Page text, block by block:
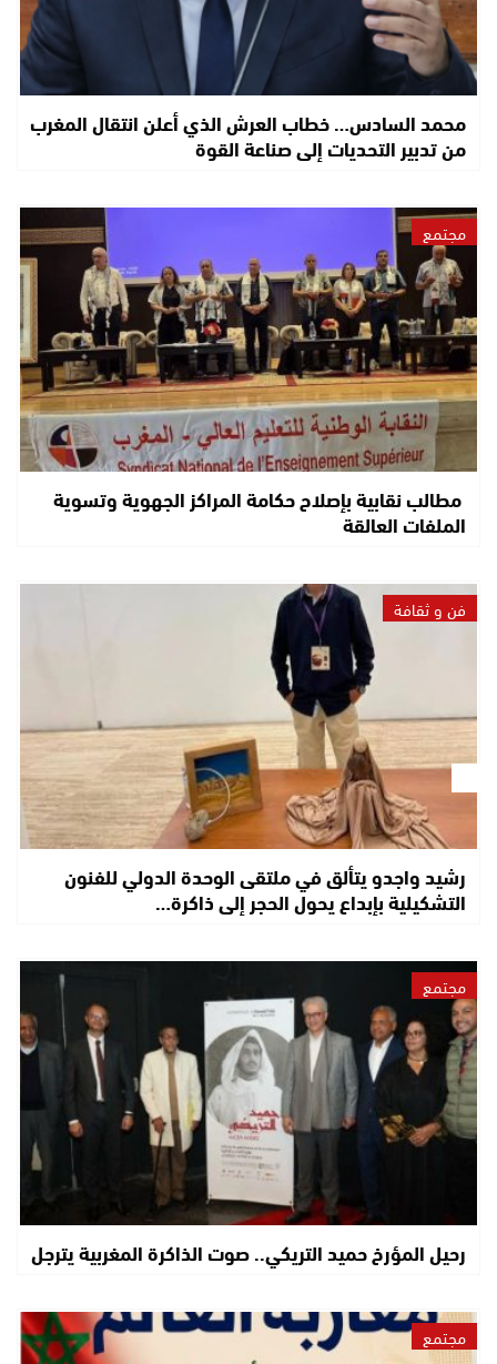
محمد السادس… خطاب العرش الذي أعلن انتقال المغرب
من تدبير التحديات إلى صناعة القوة
مجتمع
مطالب نقابية بإصلاح حكامة المراكز الجهوية وتسوية
الملفات العالقة
فن و ثقافة
رشيد واجدو يتألق في ملتقى الوحدة الدولي للفنون
التشكيلية بإبداع يحول الحجر إلى ذاكرة…
مجتمع
رحيل المؤرخ حميد التريكي.. صوت الذاكرة المغربية يترجل
مجتمع